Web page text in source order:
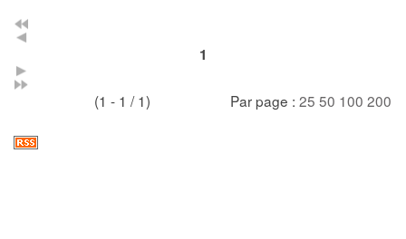
1
(1 - 1 / 1) Par page : 25 50 100 200